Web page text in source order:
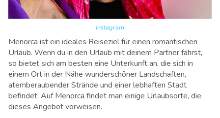
Instagram
Menorca ist ein ideales Reiseziel für einen romantischen
Urlaub. Wenn du in den Urlaub mit deinem Partner fährst,
so bietet sich am besten eine Unterkunft an, die sich in
einem Ort in der Nähe wunderschöner Landschaften,
atemberaubender Strände und einer lebhaften Stadt
befindet. Auf Menorca findet man einige Urlaubsorte, die
dieses Angebot vorweisen.